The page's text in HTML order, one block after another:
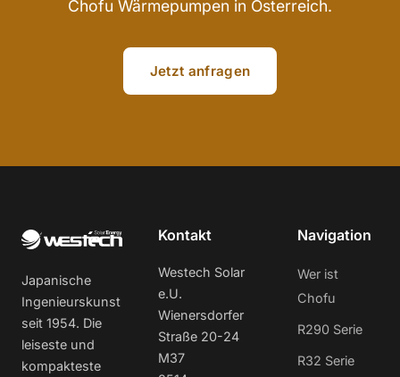
Chofu Wärmepumpen in Österreich.
Jetzt anfragen
Japanische
Ingenieurskunst
seit 1954. Die
leiseste und
kompakteste
Kontakt
Westech Solar
e.U.
Wienersdorfer
Straße 20-24
M37
Navigation
Wer ist
Chofu
R290 Serie
R32 Serie